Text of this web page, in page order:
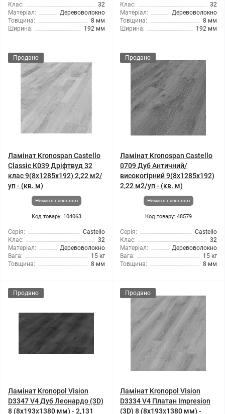
Клас:
32
Матеріал:
Деревоволокно
Товщина:
8 мм
Ширина:
192 мм
Клас:
32
Матеріал:
Деревоволокно
Товщина:
8 мм
Ширина:
192 мм
Продано
Ламінат Kronospan Castello
Сlassic К039 Дріфтвуд 32
клас 9(8x1285x192) 2,22 м2/
уп - (кв. м)
Немає в наявності
Код товару: 104063
Серія:
Castello
Клас:
32
Матеріал:
Деревоволокно
Вага:
15 кг
Товщина:
8 мм
Продано
Ламінат Kronospan Castello
0709 Дуб Античний/
високогірний 9(8x1285x192)
2,22 м2/уп - (кв. м)
Немає в наявності
Код товару: 48579
Серія:
Castello
Клас:
32
Матеріал:
Деревоволокно
Вага:
15 кг
Товщина:
8 мм
Продано
Ламінат Kronopol Vision
D3347 V4 Дуб Леонардо (3D)
8 (8x193x1380 мм) - 2,131
Продано
Ламінат Kronopol Vision
D3334 V4 Платан Impresion
(3D) 8 (8x193x1380 мм) -